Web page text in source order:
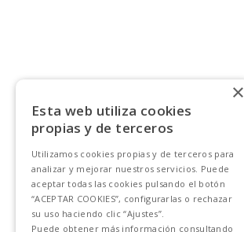
×
Esta web utiliza cookies
propias y de terceros
Utilizamos cookies propias y de terceros para
analizar y mejorar nuestros servicios. Puede
aceptar todas las cookies pulsando el botón
“ACEPTAR COOKIES”, configurarlas o rechazar
su uso haciendo clic “Ajustes”.
Puede obtener más información consultando